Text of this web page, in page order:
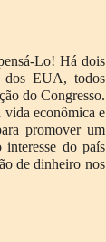
Lo! Há dois
dos EUA, todos
do Congresso.
vida econômica e
promover um
interesse do país
de dinheiro nos